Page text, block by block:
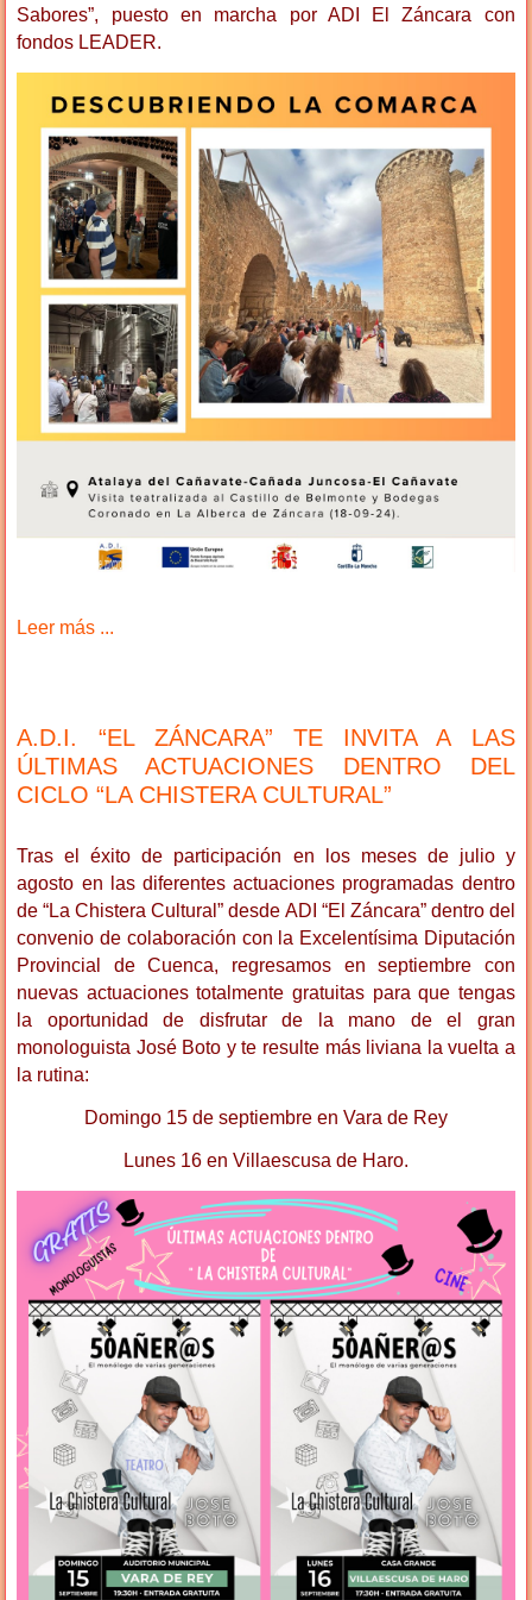
Sabores”, puesto en marcha por ADI El Záncara con
fondos LEADER.
Leer más ...
A.D.I. “EL ZÁNCARA” TE INVITA A LAS
ÚLTIMAS ACTUACIONES DENTRO DEL
CICLO “LA CHISTERA CULTURAL”
Tras el éxito de participación en los meses de julio y
agosto en las diferentes actuaciones programadas dentro
de “La Chistera Cultural” desde ADI “El Záncara” dentro del
convenio de colaboración con la Excelentísima Diputación
Provincial de Cuenca, regresamos en septiembre con
nuevas actuaciones totalmente gratuitas para que tengas
la oportunidad de disfrutar de la mano de el gran
monologuista José Boto y te resulte más liviana la vuelta a
la rutina:
Domingo 15 de septiembre en Vara de Rey
Lunes 16 en Villaescusa de Haro.